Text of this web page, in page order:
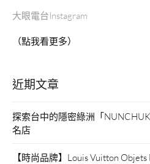
大眼電台Instagram
（點我看更多）
近期文章
探索台中的隱密綠洲「
名店
【時尚品牌】Louis Vuitton